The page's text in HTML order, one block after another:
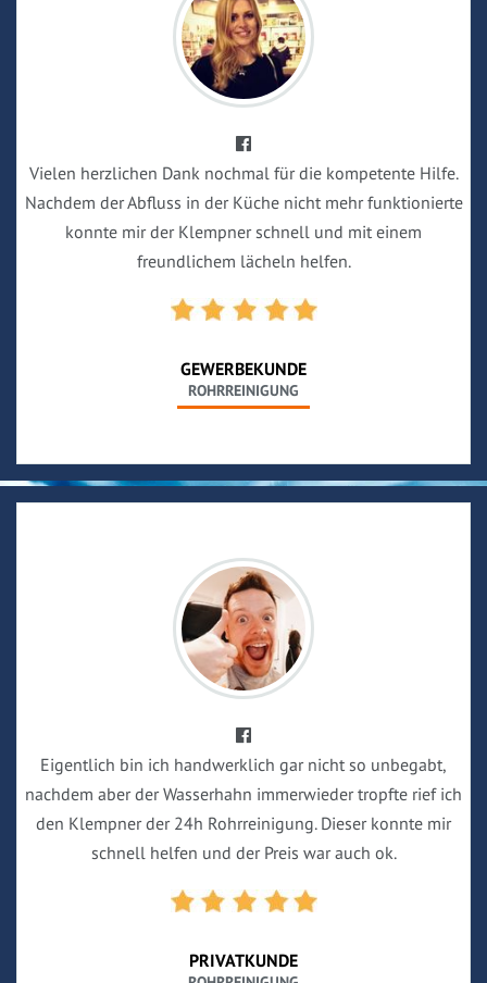
Vielen herzlichen Dank nochmal für die kompetente Hilfe.
Nachdem der Abfluss in der Küche nicht mehr funktionierte
konnte mir der Klempner schnell und mit einem
freundlichem lächeln helfen.
GEWERBEKUNDE
ROHRREINIGUNG
Eigentlich bin ich handwerklich gar nicht so unbegabt,
nachdem aber der Wasserhahn immerwieder tropfte rief ich
den Klempner der 24h Rohrreinigung. Dieser konnte mir
schnell helfen und der Preis war auch ok.
PRIVATKUNDE